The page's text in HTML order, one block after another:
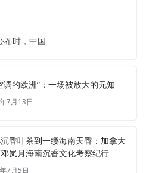
布时，中国
调的欧洲”：一场被放大的无知
7月13日
香叶茶到一缕海南天香：加拿大
岚月海南沉香文化考察纪行
7月5日